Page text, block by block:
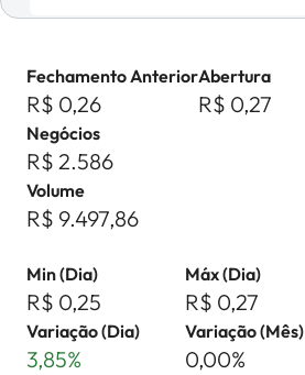
Fechamento Anterior
R$ 0,26
Abertura
R$ 0,27
Negócios
R$ 2.586
Volume
R$ 9.497,86
Min (Dia)
R$ 0,25
Máx (Dia)
R$ 0,27
Variação (Dia)
3,85%
Variação (Mês)
0,00%